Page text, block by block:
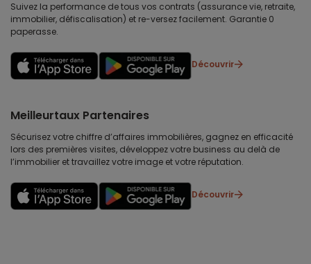
Suivez la performance de tous vos contrats (assurance vie, retraite,
immobilier, défiscalisation) et re-versez facilement. Garantie 0
paperasse.
Découvrir
Meilleurtaux Partenaires
Sécurisez votre chiffre d’affaires immobilières, gagnez en efficacité
lors des premières visites, développez votre business au delà de
l’immobilier et travaillez votre image et votre réputation.
Découvrir